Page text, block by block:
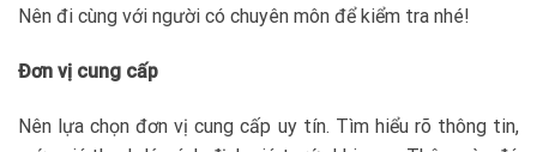
Nên đi cùng với người có chuyên môn để kiểm tra nhé!
Đơn vị cung cấp
Nên lựa chọn đơn vị cung cấp uy tín. Tìm hiểu rõ thông tin,